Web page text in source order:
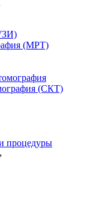
(МРТ)
(СКТ)
процедуры